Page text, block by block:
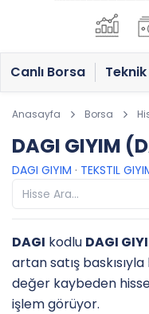
Canlı Borsa
Anasayfa Borsa
DAGI GIYIM
DAGI GIYIM · TEKSTIL
DAGI kodlu DAGI
artan satış baskısıyla
değer kaybeden
işlem görüyor.